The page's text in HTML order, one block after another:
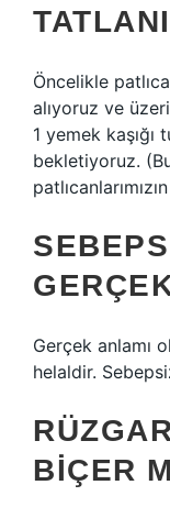
Öncelikle
alıyoruz ve
1 yemek
bekletiyoruz.
Gerçek anlamı
helaldir.
BIÇER